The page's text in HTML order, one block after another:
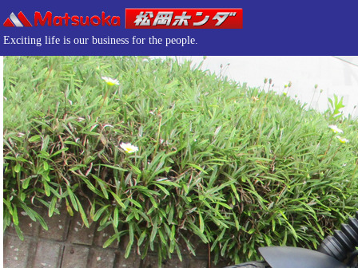
Exciting life is our business for the people.